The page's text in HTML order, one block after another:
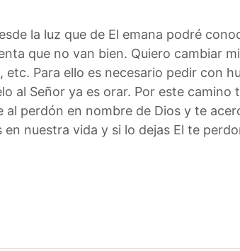
la luz que de El emana podré
que no van bien. Quiero cambiar
Para ello es necesario pedir con
al Señor ya es orar. Por este
perdón en nombre de Dios y te
nuestra vida y si lo dejas El te